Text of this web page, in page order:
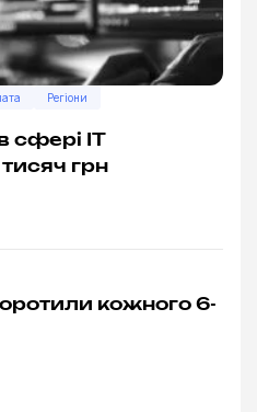
Регіони
сфері ІТ
грн
кожного 6-